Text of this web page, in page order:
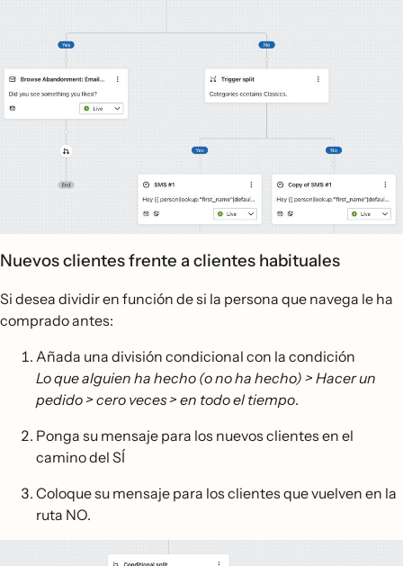
Nuevos clientes frente a clientes habituales
Si desea dividir en función de si la persona que navega le ha
comprado antes:
Añada una división condicional con la condición
Lo que alguien ha hecho (o no ha hecho) > Hacer un
pedido > cero veces > en todo el tiempo.
Ponga su mensaje para los nuevos clientes en el
camino del SÍ
Coloque su mensaje para los clientes que vuelven en la
ruta NO.